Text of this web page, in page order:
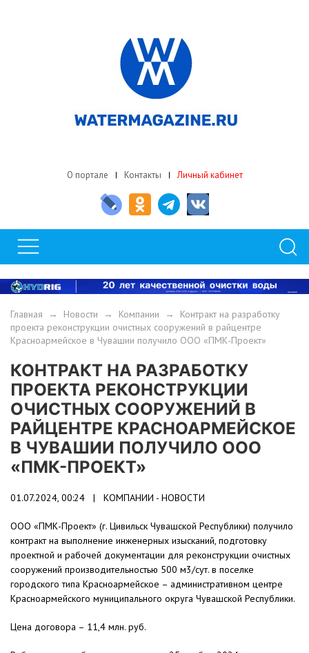
О портале Контакты Личный кабинет
Главная → Новости → Компании → Контракт на разработку
проекта реконструкции очистных сооружений в райцентре
Красноармейское в Чувашии получило ООО «ПМК-Проект»
КОНТРАКТ НА РАЗРАБОТКУ
ПРОЕКТА РЕКОНСТРУКЦИИ
ОЧИСТНЫХ СООРУЖЕНИЙ В
РАЙЦЕНТРЕ КРАСНОАРМЕЙСКОЕ
В ЧУВАШИИ ПОЛУЧИЛО ООО
«ПМК-ПРОЕКТ»
01.07.2024, 00:24 | КОМПАНИИ - НОВОСТИ
ООО «ПМК-Проект» (г. Цивильск Чувашской Республики) получило
контракт на выполнение инженерных изысканий, подготовку
проектной и рабочей документации для реконструкции очистных
сооружений производительностью 500 м3/сут. в поселке
городского типа Красноармейское – административном центре
Красноармейского муниципального округа Чувашской Республики.
Цена договора – 11,4 млн. руб.